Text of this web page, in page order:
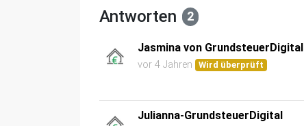
Antworten 2
Jasmina von GrundsteuerDigital
vor 4 Jahren Wird überprüft
Julianna-GrundsteuerDigital